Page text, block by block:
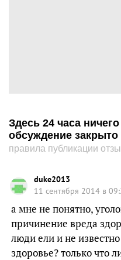
Здесь 24 часа
обсуждение закрыто
правила публикации
duke2013
11 сентября 2014 в
а мне не понятно,
причинение вреда
люди ели и не
здоровье? только что